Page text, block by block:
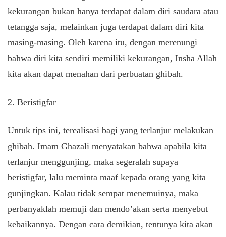
kekurangan bukan hanya terdapat dalam diri saudara atau
tetangga saja, melainkan juga terdapat dalam diri kita
masing-masing. Oleh karena itu, dengan merenungi
bahwa diri kita sendiri memiliki kekurangan, Insha Allah
kita akan dapat menahan dari perbuatan ghibah.
2. Beristigfar
Untuk tips ini, terealisasi bagi yang terlanjur melakukan
ghibah. Imam Ghazali menyatakan bahwa apabila kita
terlanjur menggunjing, maka segeralah supaya
beristigfar, lalu meminta maaf kepada orang yang kita
gunjingkan. Kalau tidak sempat menemuinya, maka
perbanyaklah memuji dan mendo’akan serta menyebut
kebaikannya. Dengan cara demikian, tentunya kita akan